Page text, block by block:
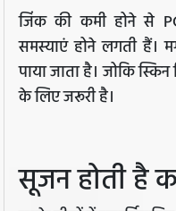
जिंक की कमी होने से
समस्याएं होने लगती हैं।
पाया जाता है। जोकि स्किन
के लिए जरूरी है।
सूजन होती है